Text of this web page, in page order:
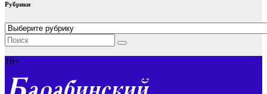
Рубрики
Рубрики
16+